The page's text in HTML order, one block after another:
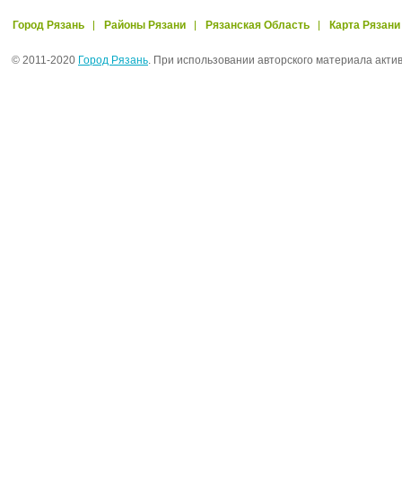
Город Рязань Районы Рязани Рязанская Область Карта Рязани
© 2011-2020 Город Рязань. При использовании авторского материала